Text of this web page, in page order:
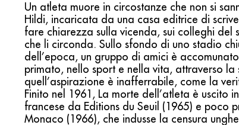
Un atleta muore in circostanze che non si
Hildi, incaricata da una casa editrice di
fare chiarezza sulla vicenda, sui colleghi
che li circonda. Sullo sfondo di uno stadio
dell’epoca, un gruppo di amici è
primato, nello sport e nella vita, attraverso la
quell’aspirazione è inafferrabile, come la
Finito nel 1961, La morte dell’atleta è uscito
francese da Editions du Seuil (1965) e poco
Monaco (1966), che indusse la censura